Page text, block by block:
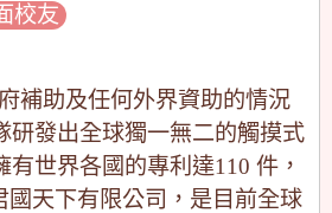
校友
補助及任何外界資助的情況
研發出全球獨一無二的觸摸式
世界各國的專利達110 件，
國天下有限公司，是目前全球